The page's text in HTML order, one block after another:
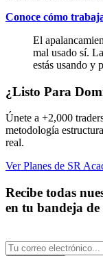
Conoce cómo
El
mal usado sí.
estás usando y
¿Listo Para
Únete a +2,000
metodología
real.
Ver Planes de SR
Recibe todas
en tu bandeja